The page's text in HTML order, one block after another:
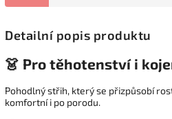
Detailní popis produktu
👗 Pro těhotenství i
Pohodlný střih, který se přizpůsobí
komfortní i po porodu.